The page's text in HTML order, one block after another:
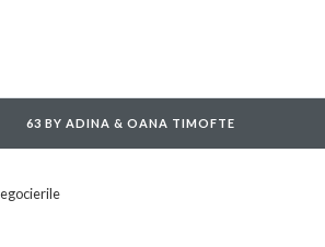
63 BY ADINA & OANA TIMOFTE